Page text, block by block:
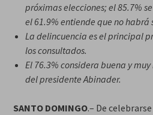
próximas elecciones; el 85.7%
el 61.9% entiende que no habrá
La delincuencia es el principal
los consultados.
El 76.3% considera buena y
del presidente Abinader.
SANTO DOMINGO.– De